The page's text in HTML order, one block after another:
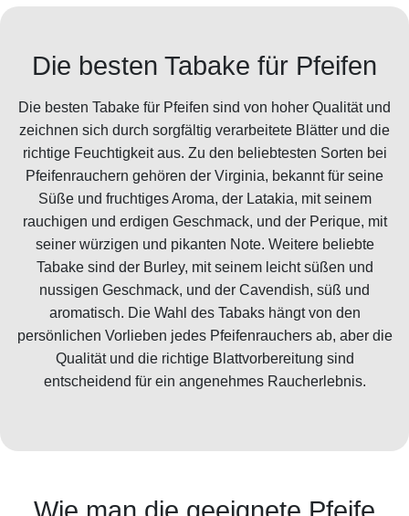
Die besten Tabake für Pfeifen
Die besten Tabake für Pfeifen sind von hoher Qualität und
zeichnen sich durch sorgfältig verarbeitete Blätter und die
richtige Feuchtigkeit aus. Zu den beliebtesten Sorten bei
Pfeifenrauchern gehören der Virginia, bekannt für seine
Süße und fruchtiges Aroma, der Latakia, mit seinem
rauchigen und erdigen Geschmack, und der Perique, mit
seiner würzigen und pikanten Note. Weitere beliebte
Tabake sind der Burley, mit seinem leicht süßen und
nussigen Geschmack, und der Cavendish, süß und
aromatisch. Die Wahl des Tabaks hängt von den
persönlichen Vorlieben jedes Pfeifenrauchers ab, aber die
Qualität und die richtige Blattvorbereitung sind
entscheidend für ein angenehmes Raucherlebnis.
Wie man die geeignete Pfeife